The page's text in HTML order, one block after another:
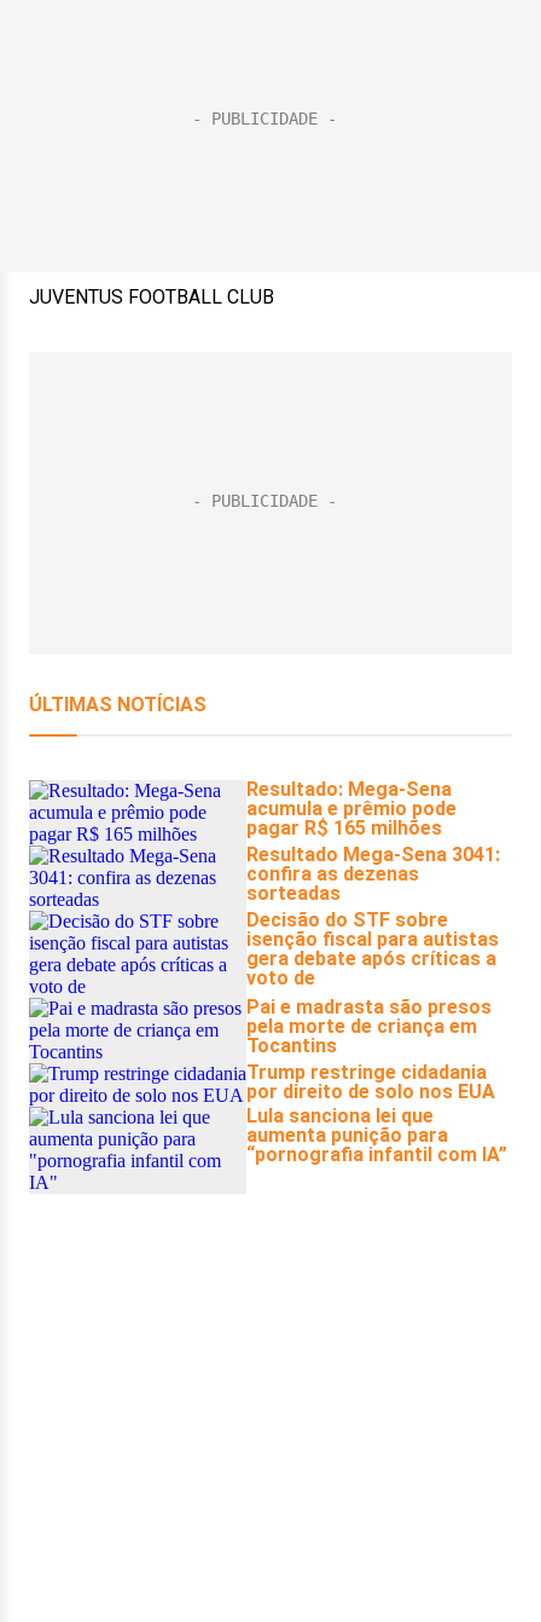
JUVENTUS FOOTBALL CLUB